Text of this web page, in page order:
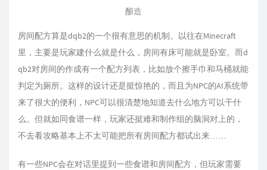
酿造
房间配方算是dqb2的一个很有意思的机制。以往在Minecraft
里，主要是玩家建什么就是什么，房间有床可能就是卧室。而d
qb2对房间的作成有一个配方列表，比如放个擦手巾和马桶就能
判定为厕所。这样的设计还是挺惊艳的，而且为NPC的AI系统带
来了很大的便利，NPC可以很清楚地知道去什么地方可以干什
么。但就如同食谱一样，玩家还挺难和制作组的脑洞对上的，
不去看攻略基本上不太可能把所有房间配方都试出来……
有一些NPC会在对话里提到一些食谱和房间配方，但玩家需要